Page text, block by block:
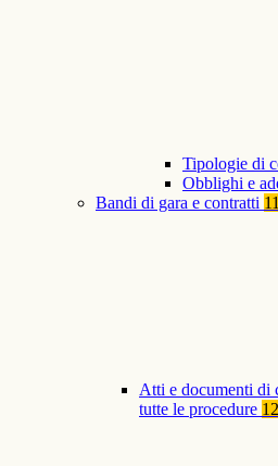
Tipologie di
Obblighi e
Bandi di gara e contratti
Atti e documenti di
tutte le procedure 12